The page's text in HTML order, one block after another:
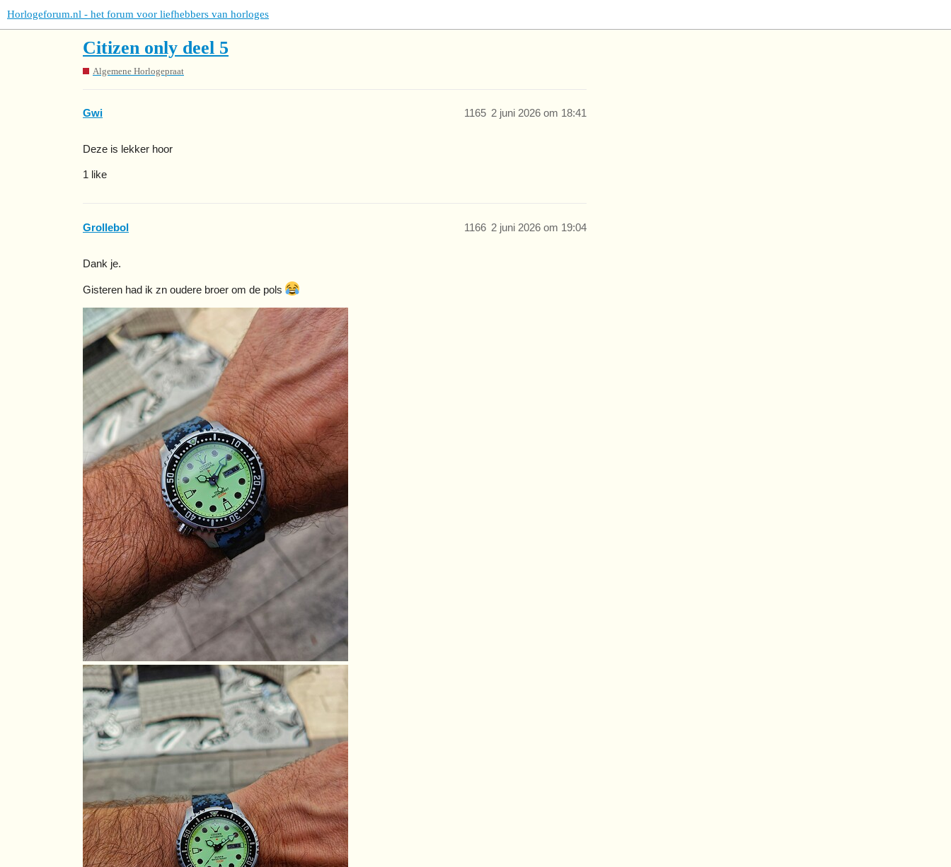
Horlogeforum.nl - het forum voor liefhebbers van horloges
Citizen only deel 5
Algemene Horlogepraat
Gwi 2 juni 2026 om 18:41
1165
Deze is lekker hoor
1 like
Grollebol 2 juni 2026 om 19:04
1166
Dank je.
Gisteren had ik zn oudere broer om de pols